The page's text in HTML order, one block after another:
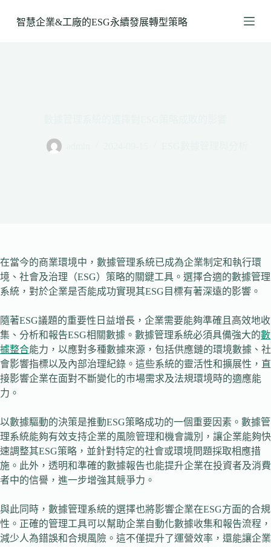
至
智慧企業&工廠的ESG永續發展轉型策略
在當今的商業環境中，數據管理系統已成為企業制定和執行環
境、社會及治理（ESG）策略的關鍵工具。選擇合適的數據管理
系統，對於企業是否能成功實現其ESG目標有著深遠的影響。
隨著ESG議題的重要性日益增長，企業需要能夠準確且高效地收
集、分析和報告ESG相關數據。數據管理系統必須具備強大的數
據整合能力，以應對多種數據來源，包括供應鏈的環境數據、社
會影響指標以及內部治理紀錄。這些系統的靈活性和擴展性，直
接影響企業在面對不斷變化的市場需求及法規環境時的適應能
力。
以數據驅動的決策是推動ESG策略成功的一個重要因素。數據管
理系統能夠有效支持企業的風險管理和機會識別，讓企業能夠快
速調整其ESG策略，並針對特定的社會或環境問題採取相應措
施。此外，透明和準確的數據報告也能提升企業在投資者及消費
者中的信譽，進一步增強其競爭力。
與此同時，數據管理系統的選擇也將影響企業在ESG方面的合規
性。正確的管理工具可以幫助企業自動化數據收集和報告流程，
減少人為錯誤和合規風險。這不僅提升了運營效率，還能讓企業